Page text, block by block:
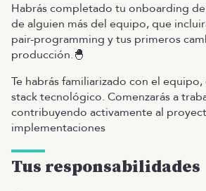
Habrás completado tu onboarding
de alguien más del equipo, que
pair-programming y tus primeros
producción.🐣
Te habrás familiarizado con el
stack tecnológico. Comenzarás a
contribuyendo activamente al
implementaciones
Tus responsabilidades